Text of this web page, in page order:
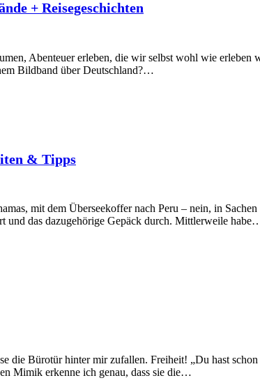
+ Reisegeschichten
Abenteuer erleben, die wir selbst wohl wie
Bildband über Deutschland?…
& Tipps
mit dem Überseekoffer nach Peru – nein, in
und das dazugehörige Gepäck durch. Mittlerweile
die Bürotür hinter mir zufallen. Freiheit! „Du hast
Mimik erkenne ich genau, dass sie die…